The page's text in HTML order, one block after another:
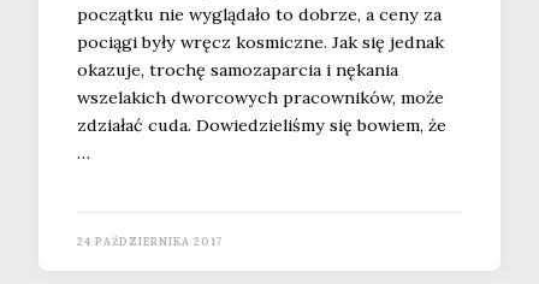
początku nie wyglądało to dobrze, a ceny za
pociągi były wręcz kosmiczne. Jak się jednak
okazuje, trochę samozaparcia i nękania
wszelakich dworcowych pracowników, może
zdziałać cuda. Dowiedzieliśmy się bowiem, że
…
24 PAŹDZIERNIKA 2017